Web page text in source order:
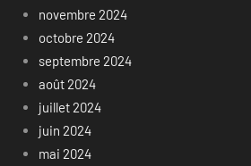
novembre 2024
octobre 2024
septembre 2024
août 2024
juillet 2024
juin 2024
mai 2024